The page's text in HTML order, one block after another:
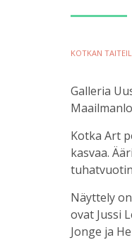
POSTED
KOTKAN
Galleria
Kotka Art
kasvaa.
Näyttely
ovat Jussi
Jonge ja